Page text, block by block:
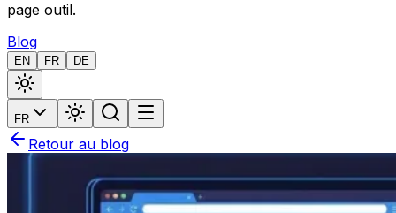
page outil.
Blog
EN FR DE
FR
Retour au blog